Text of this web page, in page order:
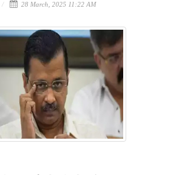
28 March, 2025 11:22 AM